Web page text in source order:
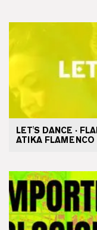
LET'S DANCE ·
ATIKA FLAMENCO